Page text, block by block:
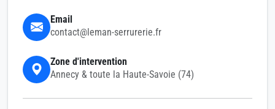
Email
contact@leman-serrurerie.fr
Zone d'intervention
Annecy & toute la Haute-Savoie (74)